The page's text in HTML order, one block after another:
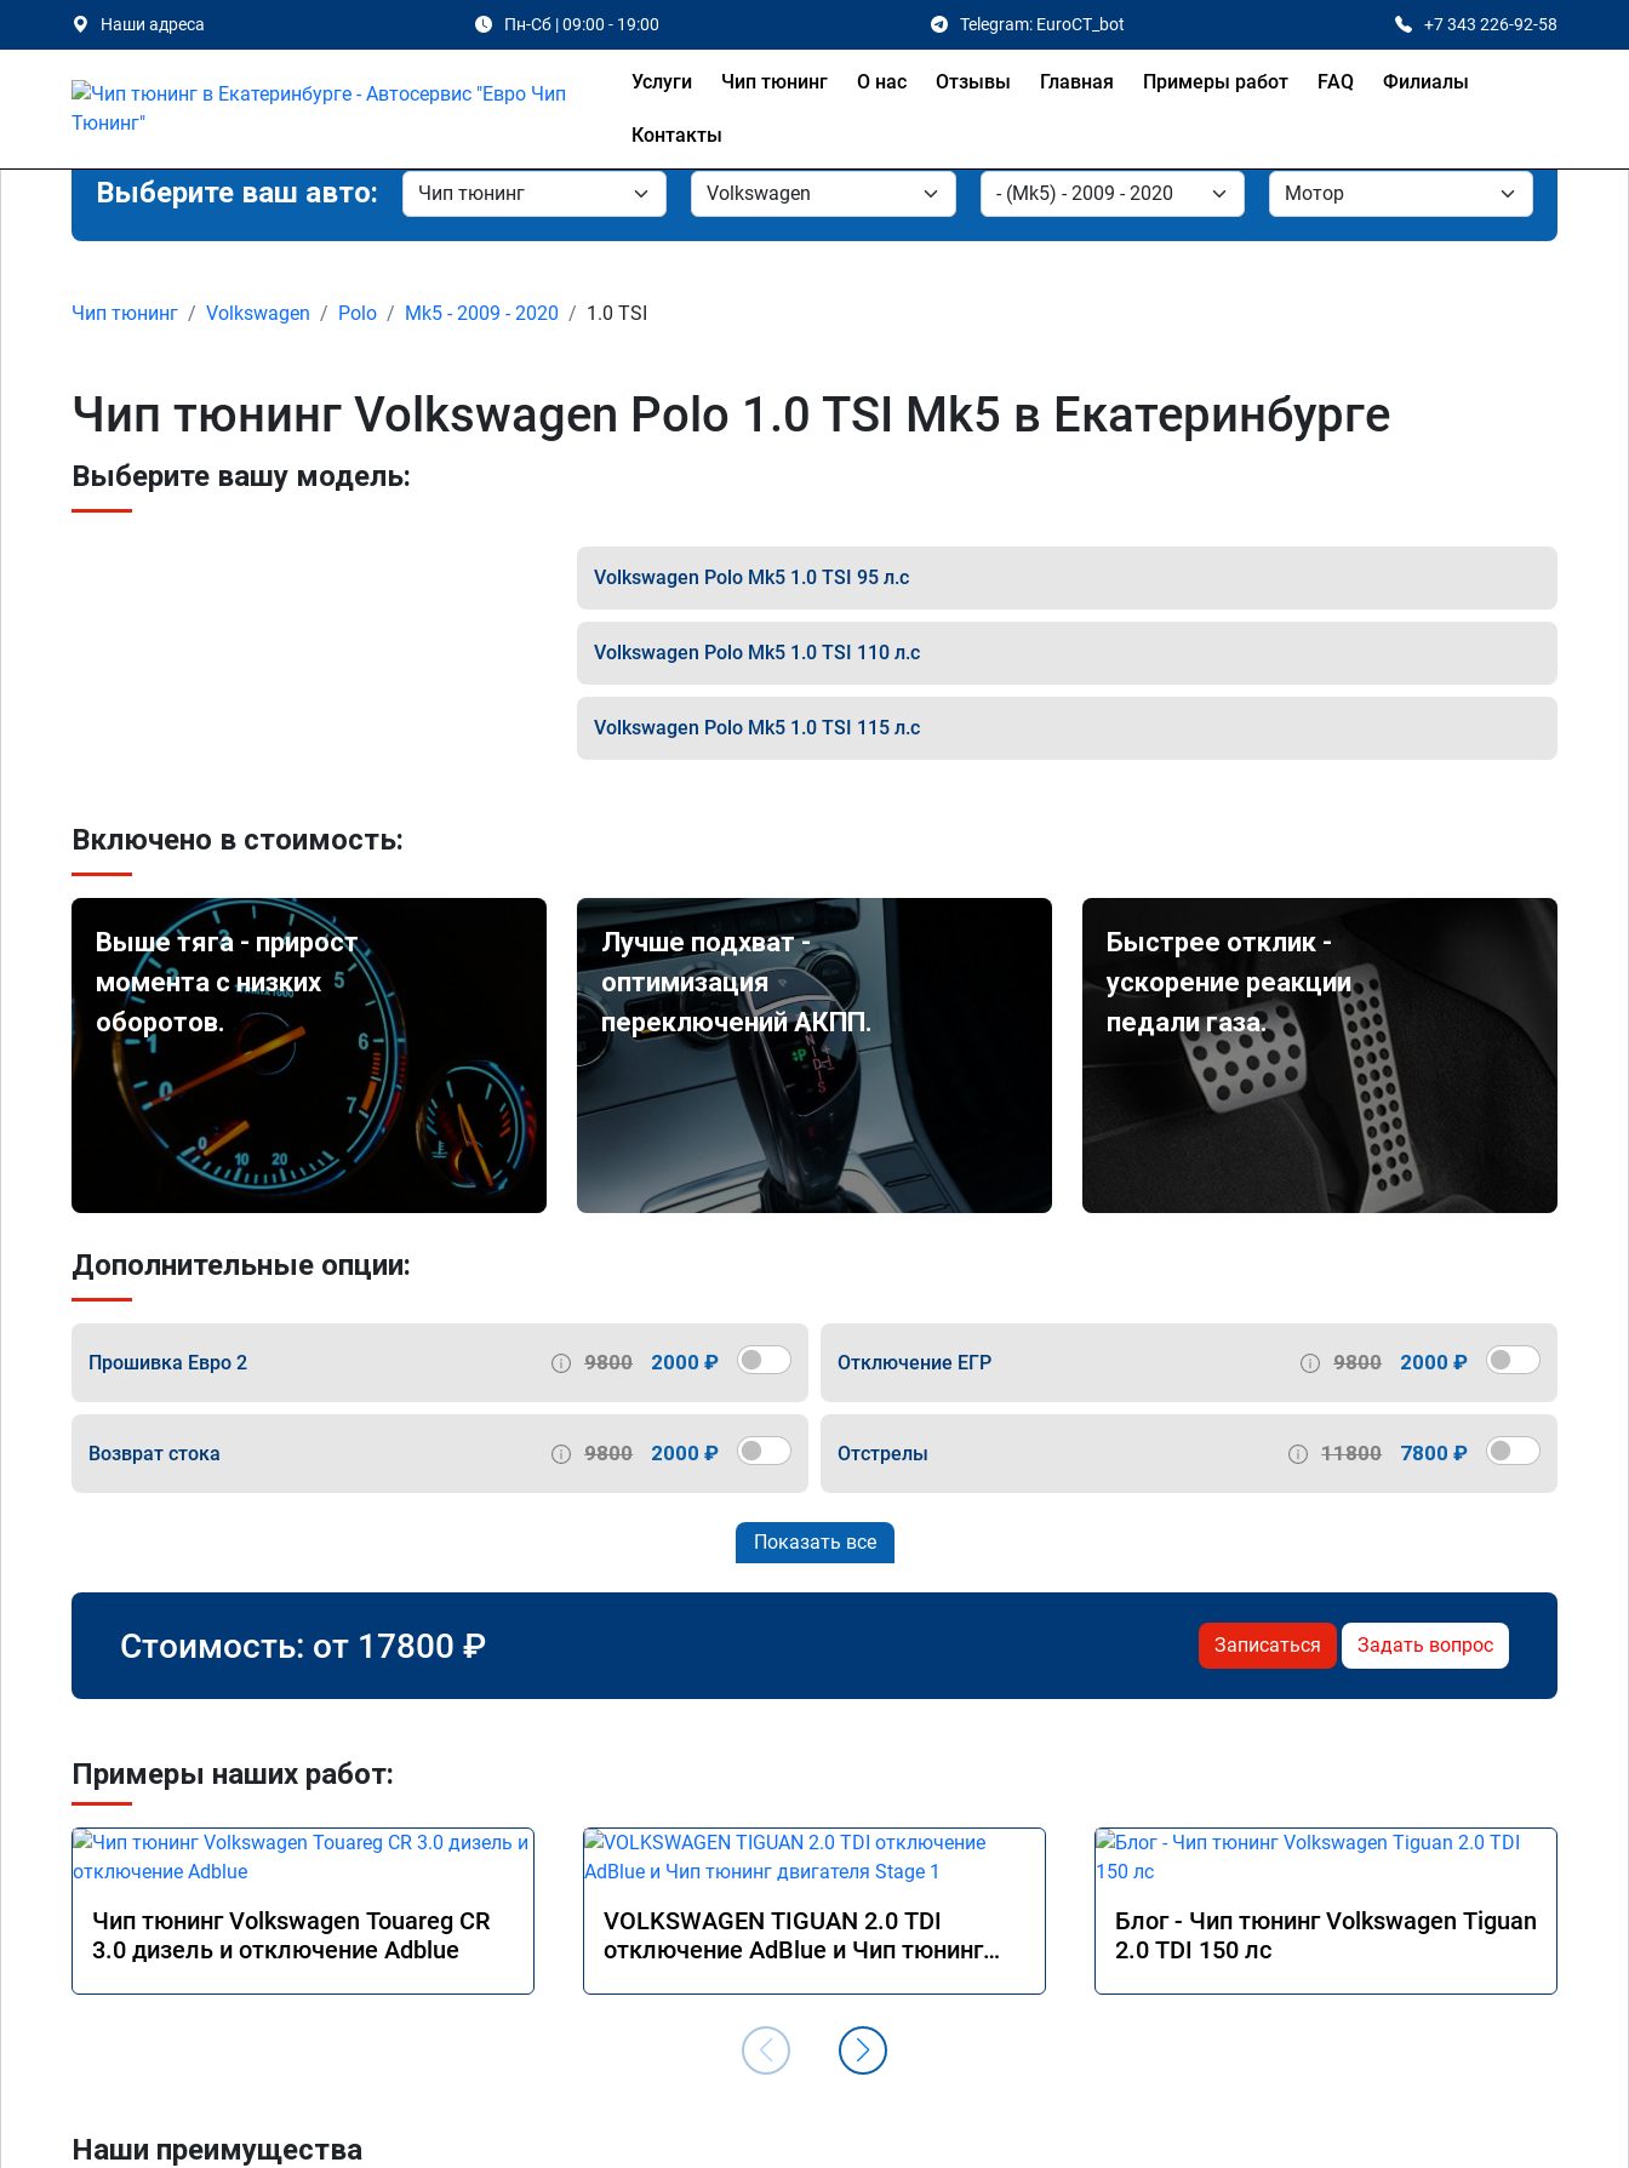
Наши адреса Пн-Сб | 09:00 - 19:00 Telegram: EuroCT_bot +7 343 226-92-58
Услуги Чип тюнинг О нас Отзывы Главная Примеры работ FAQ Филиалы
Контакты
Выберите ваш авто:
Чип тюнинг Volkswagen Polo Mk5 - 2009 - 2020 1.0 TSI
Чип тюнинг Volkswagen Polo 1.0 TSI Mk5 в Екатеринбурге
Выберите вашу модель:
Volkswagen Polo Mk5 1.0 TSI 95 л.с
Volkswagen Polo Mk5 1.0 TSI 110 л.с
Volkswagen Polo Mk5 1.0 TSI 115 л.с
Включено в стоимость:
Выше тяга - прирост
момента с низких
оборотов.
Лучше подхват -
оптимизация
переключений АКПП.
Быстрее отклик -
ускорение реакции
педали газа.
Дополнительные опции:
Прошивка Евро 2 9800 2000 ₽ Отключение ЕГР 9800 2000 ₽
Возврат стока 9800 2000 ₽ Отстрелы 11800 7800 ₽
Показать все
Стоимость: от 17800 ₽ Записаться Задать вопрос
Примеры наших работ:
Чип тюнинг Volkswagen Touareg CR
3.0 дизель и отключение Adblue
VOLKSWAGEN TIGUAN 2.0 TDI
отключение AdBlue и Чип тюнинг
Блог - Чип тюнинг Volkswagen Tiguan
2.0 TDI 150 лс
Наши преимущества